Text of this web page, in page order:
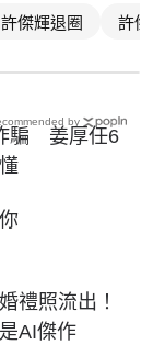
許傑輝退圈 許
騙 姜厚任6
禮照流出！
AI傑作
by